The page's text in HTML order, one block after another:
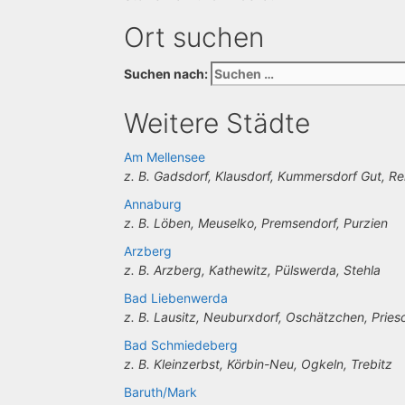
Ort suchen
Suchen nach:
Weitere Städte
Am Mellensee
z. B. Gadsdorf, Klausdorf, Kummersdorf Gut,
Annaburg
z. B. Löben, Meuselko, Premsendorf, Purzien
Arzberg
z. B. Arzberg, Kathewitz, Pülswerda, Stehla
Bad Liebenwerda
z. B. Lausitz, Neuburxdorf, Oschätzchen,
Bad Schmiedeberg
z. B. Kleinzerbst, Körbin-Neu, Ogkeln, Trebitz
Baruth/Mark